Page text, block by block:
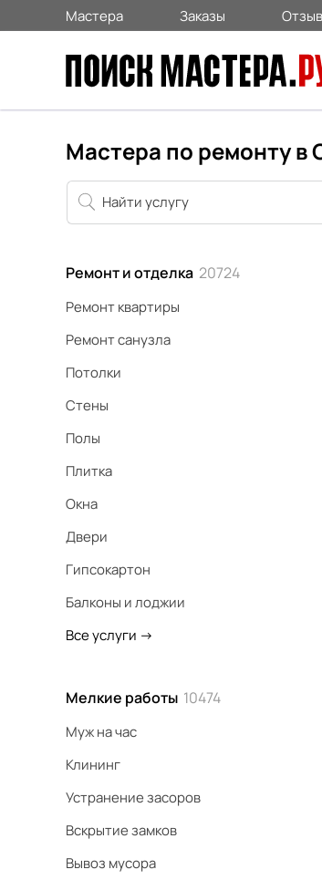
Мастера Заказы
Мастера по ремонту в
Ремонт и отделка 20724
Ремонт квартиры
Ремонт санузла
Потолки
Стены
Полы
Плитка
Окна
Двери
Гипсокартон
Балконы и лоджии
Все услуги ->
Мелкие работы 10474
Муж на час
Клининг
Устранение засоров
Вскрытие замков
Вывоз мусора